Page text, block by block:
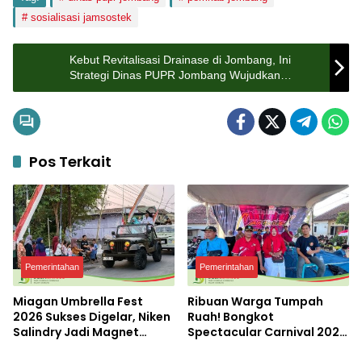
sosialisasi jamsostek
Kebut Revitalisasi Drainase di Jombang, Ini
Strategi Dinas PUPR Jombang Wujudkan
Infrastruktur Andal
Pos Terkait
Pemerintahan
Miagan Umbrella Fest
2026 Sukses Digelar, Niken
Salindry Jadi Magnet
Pemerintahan
Ribuan Warga Tumpah
Ruah! Bongkot
Spectacular Carnival 2026